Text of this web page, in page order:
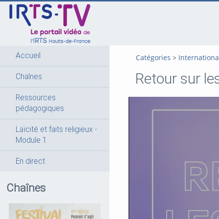
Accueil
Chaînes
Ressources
pédagogiques
Laïcité et faits religieux -
Module 1
En direct
Chaînes
Catégories
Retour sur